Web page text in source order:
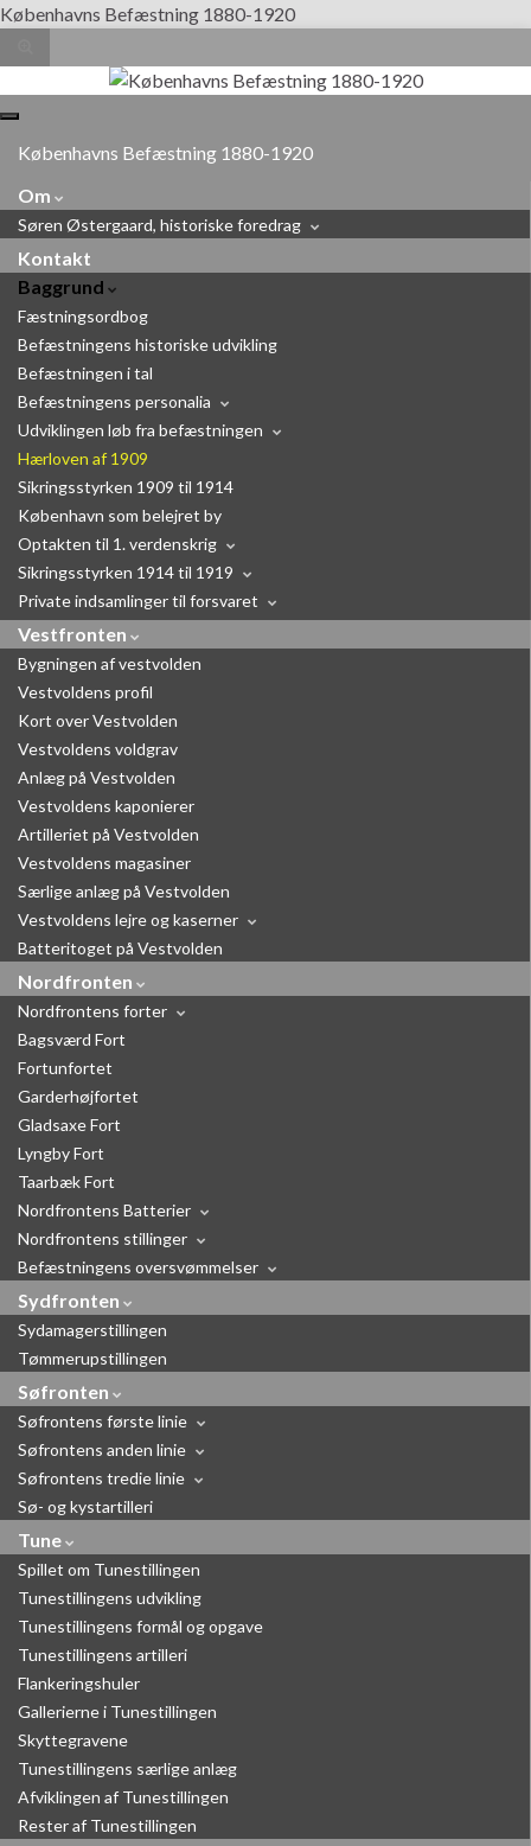
Københavns Befæstning 1880-1920
search
Search for:
Toggle
Københavns Befæstning 1880-1920
Om
Søren Østergaard, historiske foredrag
Kontakt
Baggrund
Fæstningsordbog
Befæstningens historiske udvikling
Befæstningen i tal
Befæstningens personalia
Udviklingen løb fra befæstningen
Hærloven af 1909
Sikringsstyrken 1909 til 1914
København som belejret by
Optakten til 1. verdenskrig
Sikringsstyrken 1914 til 1919
Private indsamlinger til forsvaret
Vestfronten
Bygningen af vestvolden
Vestvoldens profil
Kort over Vestvolden
Vestvoldens voldgrav
Anlæg på Vestvolden
Vestvoldens kaponierer
Artilleriet på Vestvolden
Vestvoldens magasiner
Særlige anlæg på Vestvolden
Vestvoldens lejre og kaserner
Batteritoget på Vestvolden
Nordfronten
Nordfrontens forter
Bagsværd Fort
Fortunfortet
Garderhøjfortet
Gladsaxe Fort
Lyngby Fort
Taarbæk Fort
Nordfrontens Batterier
Nordfrontens stillinger
Befæstningens oversvømmelser
Sydfronten
Sydamagerstillingen
Tømmerupstillingen
Søfronten
Søfrontens første linie
Søfrontens anden linie
Søfrontens tredie linie
Sø- og kystartilleri
Tune
Spillet om Tunestillingen
Tunestillingens udvikling
Tunestillingens formål og opgave
Tunestillingens artilleri
Flankeringshuler
Gallerierne i Tunestillingen
Skyttegravene
Tunestillingens særlige anlæg
Afviklingen af Tunestillingen
Rester af Tunestillingen